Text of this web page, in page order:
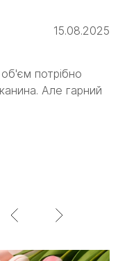
15.08.2025
потрібно
Але гарний
потрібно
Але гарний